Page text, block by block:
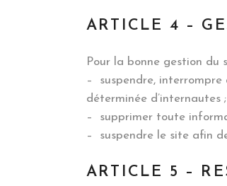
ARTICLE 4 –
Pour la bonne gestion du
– suspendre, interrompre
déterminée d’internautes ;
– supprimer toute
– suspendre le site afin
ARTICLE 5 –